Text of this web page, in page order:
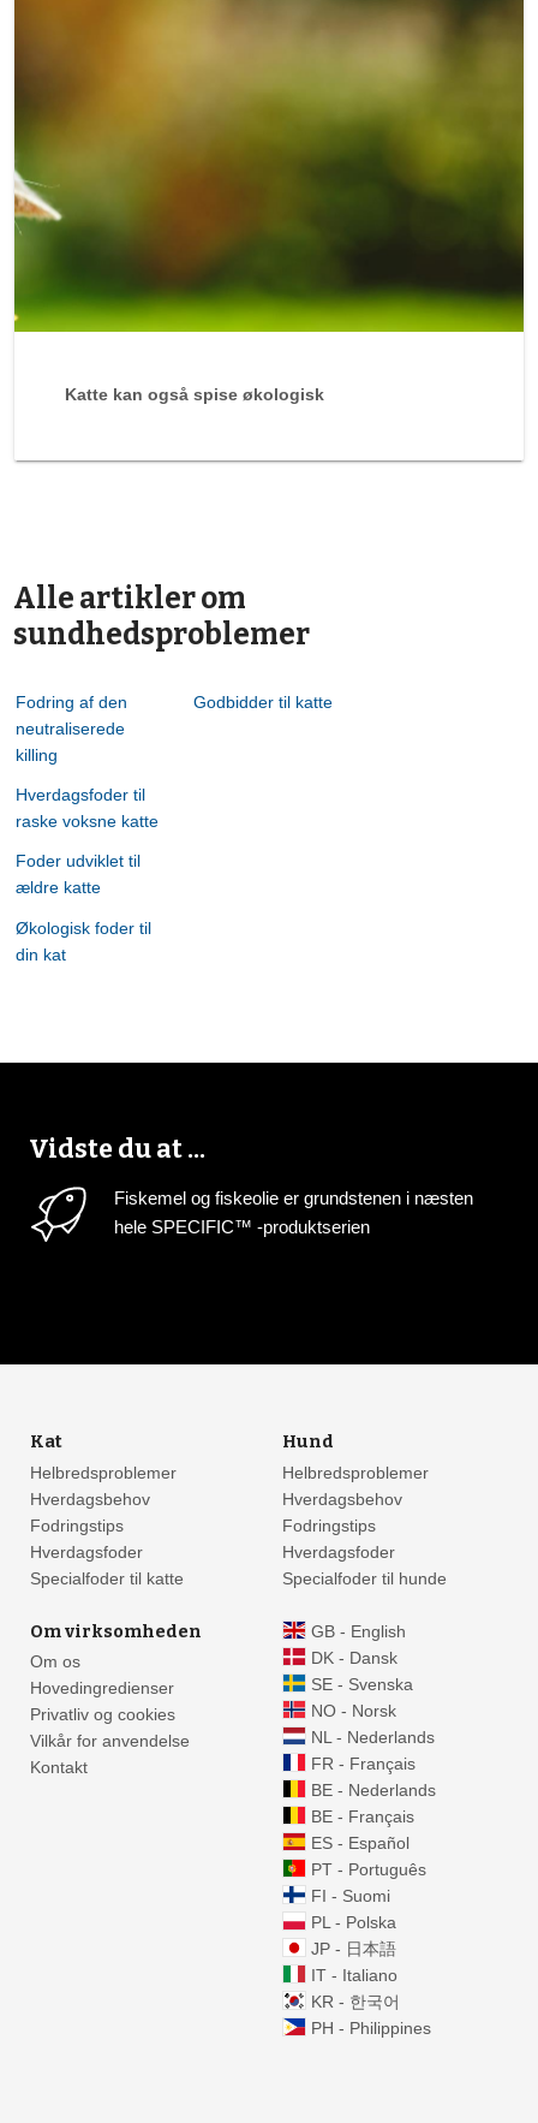
14
17
5
9
Katte kan også spise økologisk
Alle artikler om
sundhedsproblemer
Fodring af den
neutraliserede
killing
Hverdagsfoder til
raske voksne katte
Foder udviklet til
ældre katte
Økologisk foder til
din kat
Godbidder til katte
Vidste du at ...
Fiskemel og fiskeolie er grundstenen i næsten
hele SPECIFIC™ -produktserien
Kat
Helbredsproblemer
Hverdagsbehov
Fodringstips
Hverdagsfoder
Specialfoder til katte
Hund
Helbredsproblemer
Hverdagsbehov
Fodringstips
Hverdagsfoder
Specialfoder til hunde
Om virksomheden
Om os
Hovedingredienser
Privatliv og cookies
Vilkår for anvendelse
Kontakt
GB - English
DK - Dansk
SE - Svenska
NO - Norsk
NL - Nederlands
FR - Français
BE - Nederlands
BE - Français
ES - Español
PT - Português
FI - Suomi
PL - Polska
JP - 日本語
IT - Italiano
KR - 한국어
PH - Philippines